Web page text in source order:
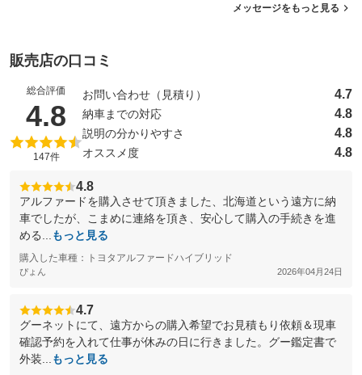
メッセージをもっと見る
販売店の口コミ
総合評価
4.8 （5点満点中）
147件
お問い合わせ（見積り） 4.7
納車までの対応 4.8
説明の分かりやすさ 4.8
オススメ度 4.8
4.8
アルファードを購入させて頂きました、北海道という遠方に納
車でしたが、こまめに連絡を頂き、安心して購入の手続きを進
める...
もっと見る
購入した車種：トヨタアルファードハイブリッド
ぴょん 2026年04月24日
4.7
グーネットにて、遠方からの購入希望でお見積もり依頼＆現車
確認予約を入れて仕事が休みの日に行きました。グー鑑定書で
外装...
もっと見る